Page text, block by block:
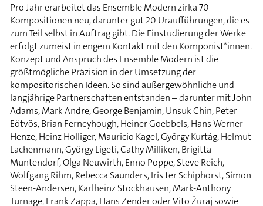
Pro Jahr erarbeitet das Ensemble Modern zirka 70
Kompositionen neu, darunter gut 20 Uraufführungen, die es
zum Teil selbst in Auftrag gibt. Die Einstudierung der Werke
erfolgt zumeist in engem Kontakt mit den Komponist*innen.
Konzept und Anspruch des Ensemble Modern ist die
größtmögliche Präzision in der Umsetzung der
kompositorischen Ideen. So sind außergewöhnliche und
langjährige Partnerschaften entstanden – darunter mit John
Adams, Mark Andre, George Benjamin, Unsuk Chin, Peter
Eötvös, Brian Ferneyhough, Heiner Goebbels, Hans Werner
Henze, Heinz Holliger, Mauricio Kagel, György Kurtág, Helmut
Lachenmann, György Ligeti, Cathy Milliken, Brigitta
Muntendorf, Olga Neuwirth, Enno Poppe, Steve Reich,
Wolfgang Rihm, Rebecca Saunders, Iris ter Schiphorst, Simon
Steen-Andersen, Karlheinz Stockhausen, Mark-Anthony
Turnage, Frank Zappa, Hans Zender oder Vito Žuraj sowie